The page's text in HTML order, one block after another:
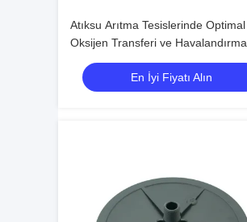
Atıksu Arıtma Tesislerinde Optimal
Oksijen Transferi ve Havalandırma
Verimliliği için İnce Kabarcıklı Disk
Difüzör
En İyi Fiyatı Alın